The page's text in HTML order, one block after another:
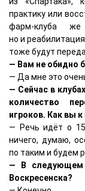
практику или
фарм-клуба
но и
тоже будут
— Вам не обидно
— Да мне это
— Сейчас в
количество
игроков. Как вы
— Речь идёт о
ничего, думаю,
по таким и будем
— В следующем
Воскресенска?